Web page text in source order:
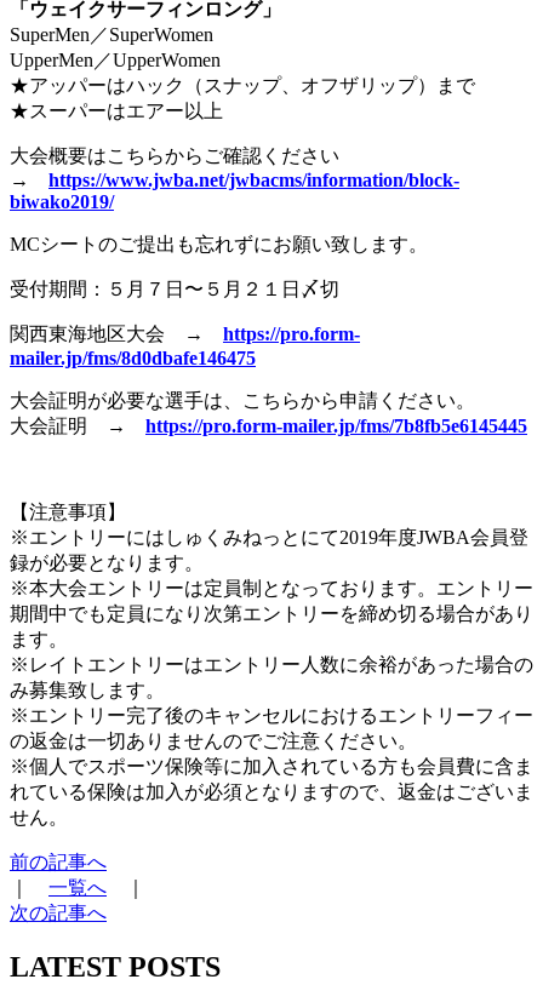
「ウェイクサーフィンロング」
SuperMen／SuperWomen
UpperMen／UpperWomen
★アッパーはハック（スナップ、オフザリップ）まで
★スーパーはエアー以上
大会概要はこちらからご確認ください
→ https://www.jwba.net/jwbacms/information/block-
biwako2019/
MCシートのご提出も忘れずにお願い致します。
受付期間：５月７日〜５月２１日〆切
関西東海地区大会 →
https://pro.form-
mailer.jp/fms/8d0dbafe146475
大会証明が必要な選手は、こちらから申請ください。
大会証明 → https://pro.form-mailer.jp/fms/7b8fb5e6145445
【注意事項】
※エントリーにはしゅくみねっとにて2019年度JWBA会員登
録が必要となります。
※本大会エントリーは定員制となっております。エントリー
期間中でも定員になり次第エントリーを締め切る場合があり
ます。
※レイトエントリーはエントリー人数に余裕があった場合の
み募集致します。
※エントリー完了後のキャンセルにおけるエントリーフィー
の返金は一切ありませんのでご注意ください。
※個人でスポーツ保険等に加入されている方も会員費に含ま
れている保険は加入が必須となりますので、返金はございま
せん。
前の記事へ
一覧へ
次の記事へ
LATEST POSTS